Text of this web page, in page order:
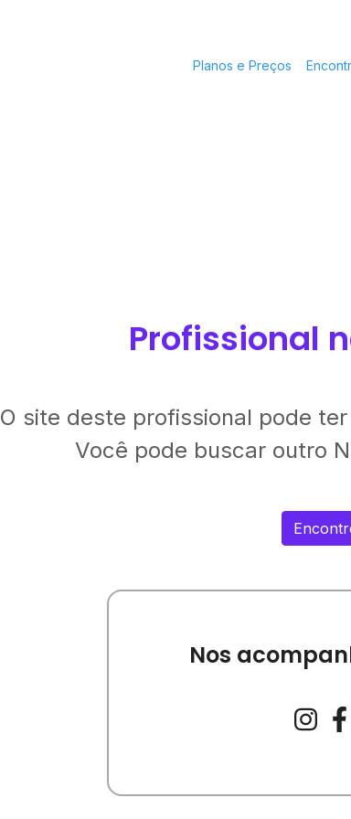
Planos e Preços
Profissional
O site deste profissional pode
Você pode buscar outro
Nos